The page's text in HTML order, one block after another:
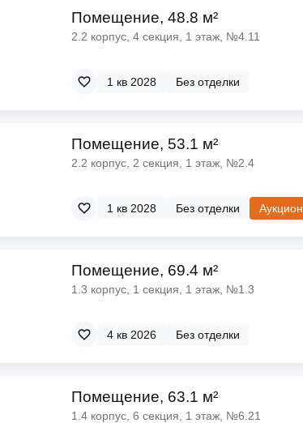
Помещение, 48.8 м²
2.2 корпус, 4 секция, 1 этаж, №4.11
1 кв 2028 Без отделки
Помещение, 53.1 м²
2.2 корпус, 2 секция, 1 этаж, №2.4
1 кв 2028 Без отделки Аукцион
Помещение, 69.4 м²
1.3 корпус, 1 секция, 1 этаж, №1.3
4 кв 2026 Без отделки
Помещение, 63.1 м²
1.4 корпус, 6 секция, 1 этаж, №6.21